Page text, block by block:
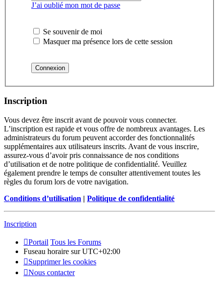
J’ai oublié mon mot de passe
Se souvenir de moi
Masquer ma présence lors de cette session
Inscription
Vous devez être inscrit avant de pouvoir vous connecter.
L’inscription est rapide et vous offre de nombreux avantages. Les
administrateurs du forum peuvent accorder des fonctionnalités
supplémentaires aux utilisateurs inscrits. Avant de vous inscrire,
assurez-vous d’avoir pris connaissance de nos conditions
d’utilisation et de notre politique de confidentialité. Veuillez
également prendre le temps de consulter attentivement toutes les
règles du forum lors de votre navigation.
Conditions d’utilisation | Politique de confidentialité
Inscription
Portail Tous les Forums
Fuseau horaire surUTC+02:00
Supprimer les cookies
Nous contacter